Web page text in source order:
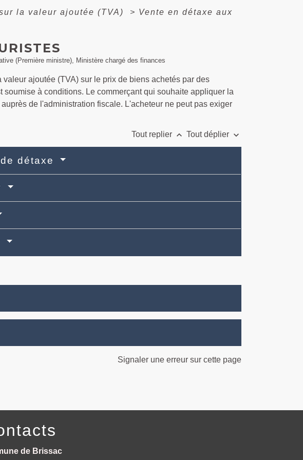
la valeur ajoutée (TVA) > Vente en détaxe aux
(Première ministre), Ministère chargé des finances
ajoutée (TVA) sur le prix de biens achetés par des
à conditions. Le commerçant qui souhaite appliquer la
de l'administration fiscale. L'acheteur ne peut pas exiger
Tout replier keyboard_arrow_up Tout déplier keyboard_arrow_down
détaxe
Signaler une erreur sur cette page
de Brissac